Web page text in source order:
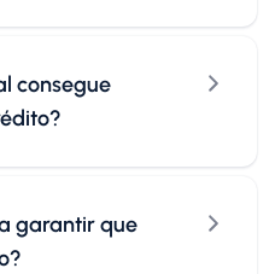
consegue
garantir que